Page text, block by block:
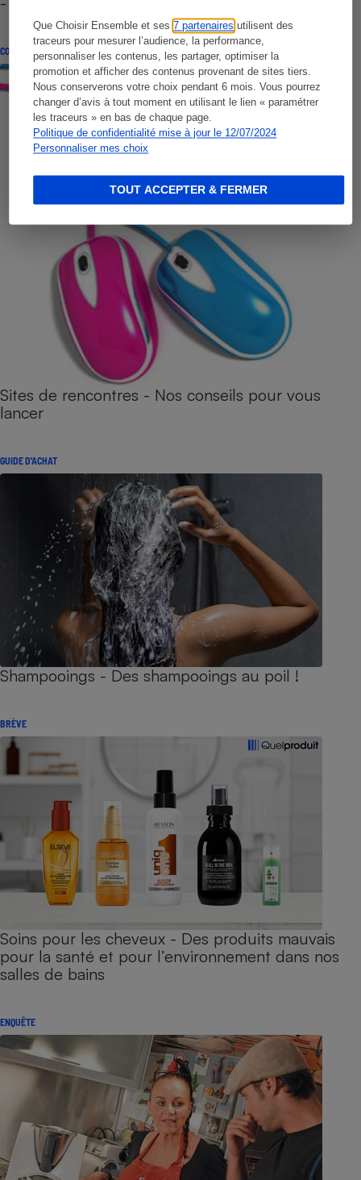
Que Choisir Ensemble et ses7 partenaires utilisent des
traceurs pour mesurer l’audience, la performance,
personnaliser les contenus, les partager, optimiser la
promotion et afficher des contenus provenant de sites tiers.
Nous conserverons votre choix pendant 6 mois. Vous pourrez
changer d’avis à tout moment en utilisant le lien « paramétrer
les traceurs » en bas de chaque page.
Politique de confidentialité mise à jour le 12/07/2024
Personnaliser mes choix
TOUT ACCEPTER & FERMER
CONSEILS
Sites de rencontres - Nos conseils pour vous
lancer
GUIDE D'ACHAT
Shampooings - Des shampooings au poil !
BRÈVE
Soins pour les cheveux - Des produits mauvais
pour la santé et pour l’environnement dans nos
salles de bains
ENQUÊTE